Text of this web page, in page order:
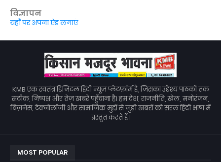
विज्ञापन
यहाँ पर अपना ऐड लगाएं
KMB एक स्वतंत्र डिजिटल हिंदी न्यूज़ प्लेटफ़ॉर्म है, जिसका उद्देश्य पाठकों तक
सटीक, निष्पक्ष और तेज़ खबरें पहुँचाना है। हम देश, राजनीति, खेल, मनोरंजन,
बिज़नेस, टेक्नोलॉजी और सामाजिक मुद्दों से जुड़ी खबरों को सरल हिंदी भाषा में
प्रस्तुत करते हैं।
MOST POPULAR